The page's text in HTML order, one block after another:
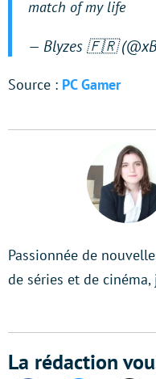
match of my life
— Blyzes 🇫🇷
Source : PC Gamer
Passionnée de
de séries et de
La rédaction